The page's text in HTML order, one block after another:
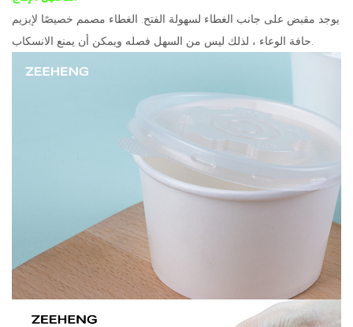
يوجد مقبض على جانب الغطاء لسهولة الفتح. الغطاء مصمم خصيصًا لإبزيم
حافة الوعاء ، لذلك ليس من السهل فصله ويمكن أن يمنع الانسكاب.